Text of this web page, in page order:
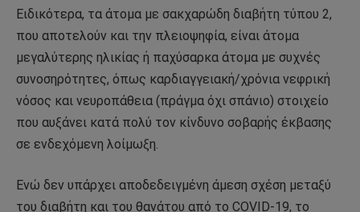
Ειδικότερα, τα άτομα με σακχαρώδη διαβήτη τύπου 2,
που αποτελούν και την πλειοψηφία, είναι άτομα
μεγαλύτερης ηλικίας ή παχύσαρκα άτομα με συχνές
συνοσηρότητες, όπως καρδιαγγειακή/χρόνια νεφρική
νόσος και νευροπάθεια (πράγμα όχι σπάνιο) στοιχείο
που αυξάνει κατά πολύ τον κίνδυνο σοβαρής έκβασης
σε ενδεχόμενη λοίμωξη.
Ενώ δεν υπάρχει αποδεδειγμένη άμεση σχέση μεταξύ
του διαβήτη και του θανάτου από το COVID-19, το